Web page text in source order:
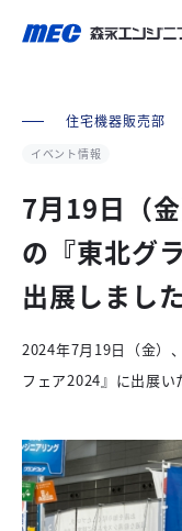
住宅機器販売部
イベント情報
7月19日（
の『東北グ
出展しました
2024年7月19日（金）
フェア2024』に出展い